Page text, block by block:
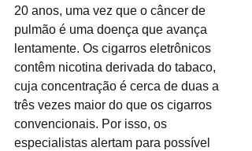
20 anos, uma vez que o câncer de
pulmão é uma doença que avança
lentamente. Os cigarros eletrônicos
contêm nicotina derivada do tabaco,
cuja concentração é cerca de duas a
três vezes maior do que os cigarros
convencionais. Por isso, os
especialistas alertam para possível